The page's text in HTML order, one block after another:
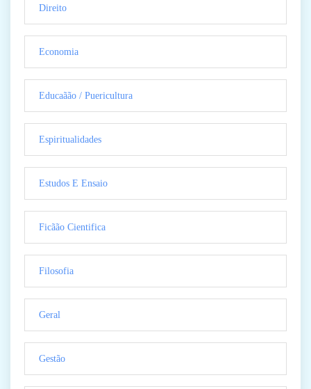
Direito
Economia
Educaãão / Puericultura
Espiritualidades
Estudos E Ensaio
Ficãão Cientifica
Filosofia
Geral
Gestão